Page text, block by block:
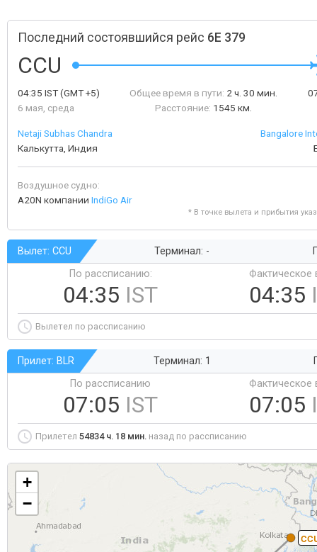
Последний состоявшийся рейс 6E 379
CCU
04:35 IST(GMT +5)
6 мая, среда
Общее время в пути: 2 ч. 30 мин.
Расстояние: 1545 км.
Netaji Subhas Chandra
Калькутта, Индия
Bangalore
Воздушное судно:
A20N компании IndiGo Air
* В точке вылета и прибытия
Вылет: CCU Терминал: -
По рассписанию:
04:35 IST
Фактическое
04:35
Вылетел по рассписанию
Прилет: BLR Терминал: 1
По рассписанию
07:05 IST
Фактическое
07:05
Прилетел 54834 ч. 18 мин. назад по рассписанию
+
−